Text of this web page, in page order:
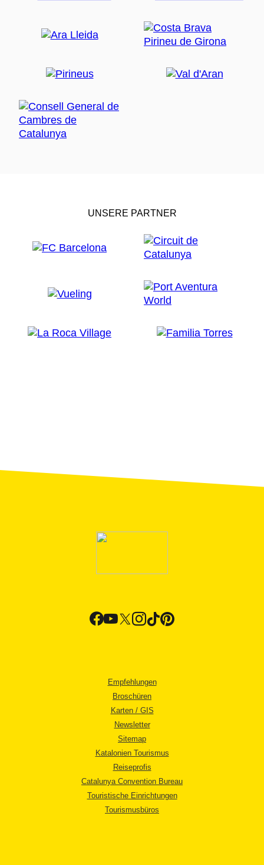
UNSERE PARTNER
Empfehlungen
Broschüren
Karten / GIS
Newsletter
Sitemap
Katalonien Tourismus
Reiseprofis
Catalunya Convention Bureau
Touristische Einrichtungen
Tourismusbüros